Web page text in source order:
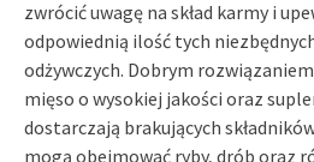
zwrócić uwagę na skład karmy i
odpowiednią ilość tych
odżywczych. Dobrym
mięso o wysokiej jakości oraz
dostarczają brakujących
mogą obejmować ryby, drób oraz